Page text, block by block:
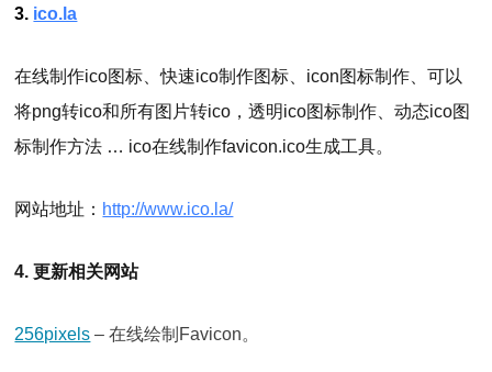
3. ico.la
在线制作ico图标、快速ico制作图标、icon图标制作、可以
将png转ico和所有图片转ico，透明ico图标制作、动态ico图
标制作方法 … ico在线制作favicon.ico生成工具。
网站地址： http://www.ico.la/
4. 更新相关网站
256pixels – 在线绘制Favicon。